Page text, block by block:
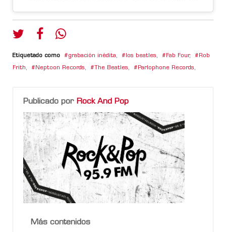
Etiquetado como grabación inédita, los beatles, Fab Four, Rob
Frith, Neptoon Records, The Beatles, Parlophone Records,
Publicado por Rock And Pop
Más contenidos